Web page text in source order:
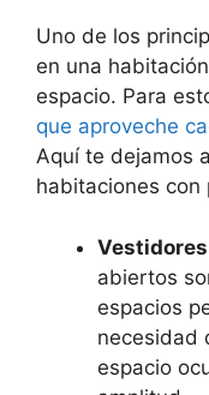
Uno de los
en una
espacio. Para
que aproveche
Aquí te dejamos
habitaciones con
abiertos
espacios
necesidad
espacio